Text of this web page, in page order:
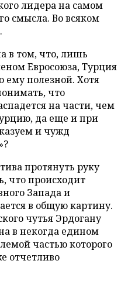
лидера на самом
смысла. Во всяком
в том, что, лишь
Евросоюза, Турция
ему полезной. Хотя
что
на части, чем
да еще и при
и чужд
протянуть руку
что происходит
Запада и
в общую картину.
чутья Эрдогану
в некогда едином
частью которого
отчетливо